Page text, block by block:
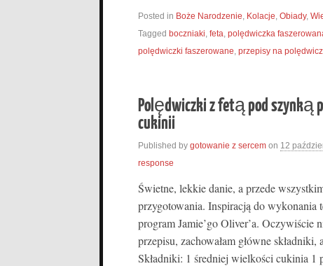
Posted in Boże Narodzenie Kolacje Obiady,
Tagged boczniaki feta polędwiczka
polędwiczki faszerowane przepisy na
Polędwiczki z fetą pod szynką
cukinii
Published by gotowanie z sercem on 12
response
Świetne, lekkie danie, a przede
przygotowania. Inspiracją do wykonania
program Jamie’go Oliver’a. Oczywiście
przepisu, zachowałam główne
Składniki: 1 średniej wielkości cukinia